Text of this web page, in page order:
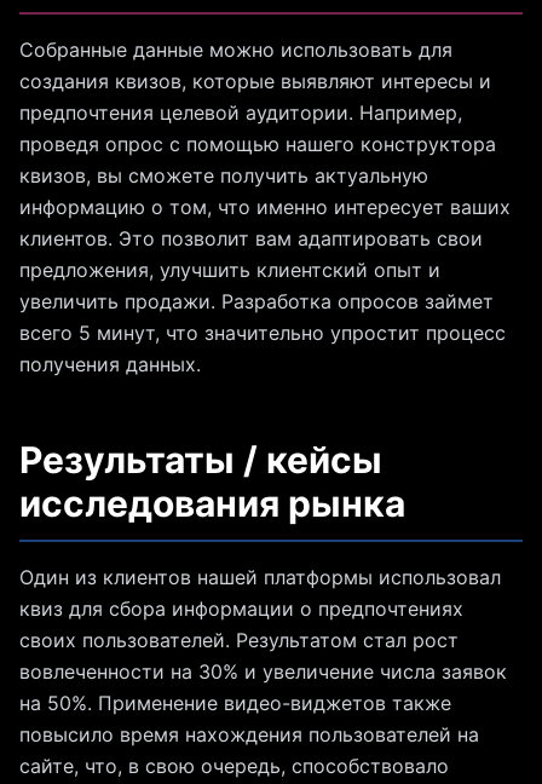
Собранные данные можно использовать для
создания квизов, которые выявляют интересы и
предпочтения целевой аудитории. Например,
проведя опрос с помощью нашего конструктора
квизов, вы сможете получить актуальную
информацию о том, что именно интересует ваших
клиентов. Это позволит вам адаптировать свои
предложения, улучшить клиентский опыт и
увеличить продажи. Разработка опросов займет
всего 5 минут, что значительно упростит процесс
получения данных.
Результаты / кейсы
исследования рынка
Один из клиентов нашей платформы использовал
квиз для сбора информации о предпочтениях
своих пользователей. Результатом стал рост
вовлеченности на 30% и увеличение числа заявок
на 50%. Применение видео-виджетов также
повысило время нахождения пользователей на
сайте, что, в свою очередь, способствовало